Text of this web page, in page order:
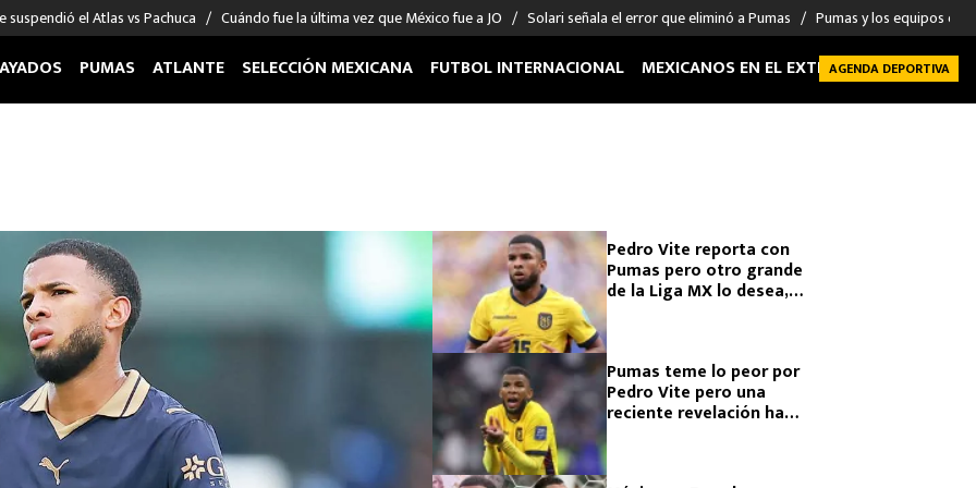
suspendió el Atlas vs Pachuca Cuándo fue la última vez que México fue a JO Solari señala el error que eliminó a Pumas Pumas y los equipos
Giménez
Sergio Ramos
Boxeo
NFL
NBA
Más deportes
PUMAS ATLANTE SELECCIÓN MEXICANA FUTBOL INTERNACIONAL MEXICANOS EN EL EXTRANJERO FUTBOL
AGENDA DEPORTIVA
Pedro Vite reporta con
Pumas pero otro grande
de la Liga MX lo desea,
Pumas teme lo peor por
Pedro Vite pero una
reciente revelación ha